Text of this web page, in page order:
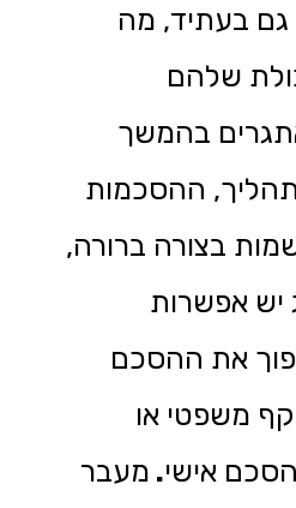
גם בעתיד, מה
שלהם
בהמשך
ההסכמות
בצורה ברורה,
יש אפשרות
את ההסכם
משפטי או
אישי. מעבר